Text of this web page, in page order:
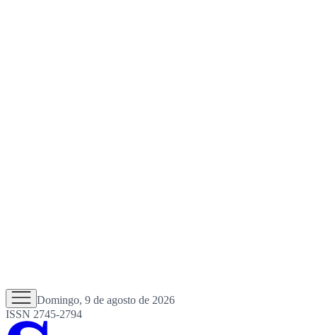
Domingo, 9 de agosto de 2026
ISSN 2745-2794